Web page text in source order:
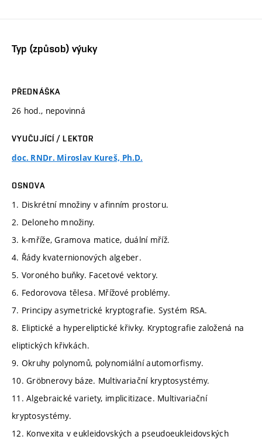
Typ (způsob) výuky
PŘEDNÁŠKA
26 hod., nepovinná
VYUČUJÍCÍ / LEKTOR
doc. RNDr. Miroslav Kureš, Ph.D.
OSNOVA
1. Diskrétní množiny v afinním prostoru.
2. Deloneho množiny.
3. k-mříže, Gramova matice, duální mříž.
4. Řády kvaternionových algeber.
5. Voroného buňky. Facetové vektory.
6. Fedorovova tělesa. Mřížové problémy.
7. Principy asymetrické kryptografie. Systém RSA.
8. Eliptické a hypereliptické křivky. Kryptografie založená na
eliptických křivkách.
9. Okruhy polynomů, polynomiální automorfismy.
10. Gröbnerovy báze. Multivariační kryptosystémy.
11. Algebraické variety, implicitizace. Multivariační
kryptosystémy.
12. Konvexita v eukleidovských a pseudoeukleidovských